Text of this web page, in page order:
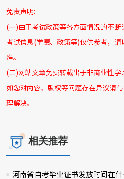
免责声明:
(一)由于考试政策等各方面情况的不
考试信息(学费、政策等)仅供参考，
准。
(二)网站文章免费转载出于非商业性学
如您对内容、版权等问题存在异议请
理解决。
相关推荐
河南省自考毕业证书发放时间在什